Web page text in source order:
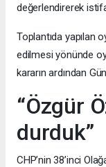
değerlendirerek
Toplantıda yapılan
edilmesi yönünde oy
kararın ardından
“Özgür
durduk”
CHP’nin 38’inci